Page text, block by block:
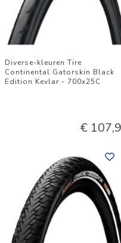
Diverse-kleuren Tire
Continental Gatorskin Black
Edition Kevlar - 700x25C
€